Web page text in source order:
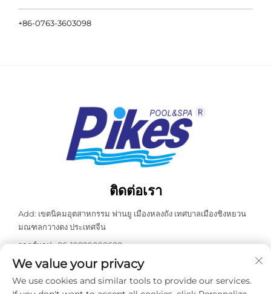
+86-0763-3603098
ติดต่อเรา
Add: เขตนิคมอุตสาหกรรม ฟานยู เมืองหลงถัง เทศบาลเมืองชิงหยวน
มณฑลกวางตง ประเทศจีน
วอตส์แอป:+86-19820098680
โทร: +86-0763-3603098
อีเมล:[email protected]
We value your privacy
We use cookies and similar tools to provide our services.